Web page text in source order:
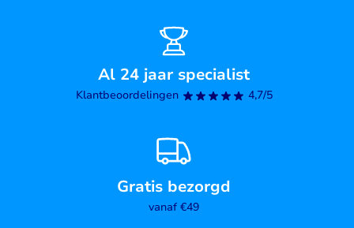
Al 24 jaar specialist
Klantbeoordelingen 4,7/5
Gratis bezorgd
vanaf €49